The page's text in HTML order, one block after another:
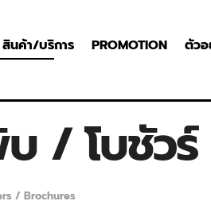
สินค้า/บริการ PROMOTION ตัวอ
/ โบชัวร์
/ Brochures